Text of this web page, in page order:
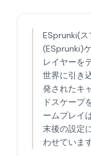
ESprunki(
(ESprunki)
レイヤーを
世界に引き
発されたキ
ドスケープ
ームプレイ
末後の設定
わせています